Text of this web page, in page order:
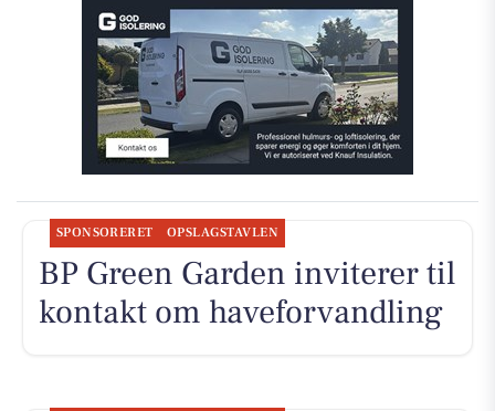
SPONSORERET OPSLAGSTAVLEN
BP Green Garden inviterer til
kontakt om haveforvandling